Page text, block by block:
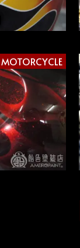
MOTORCYCLE